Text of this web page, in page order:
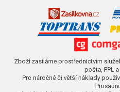
Zboží zasíláme prostřednictvím
pošta, PPL a
Pro náročné či větší náklady